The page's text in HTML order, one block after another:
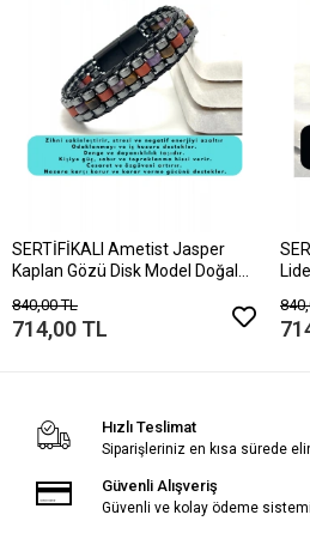
SERTİFİKALI Ametist Jasper
Kaplan Gözü Disk Model Doğal
840,00 TL
714,00 TL
Hızlı Teslimat
Siparişleriniz en kısa sürede
Güvenli Alışveriş
Güvenli ve kolay ödeme sistemi